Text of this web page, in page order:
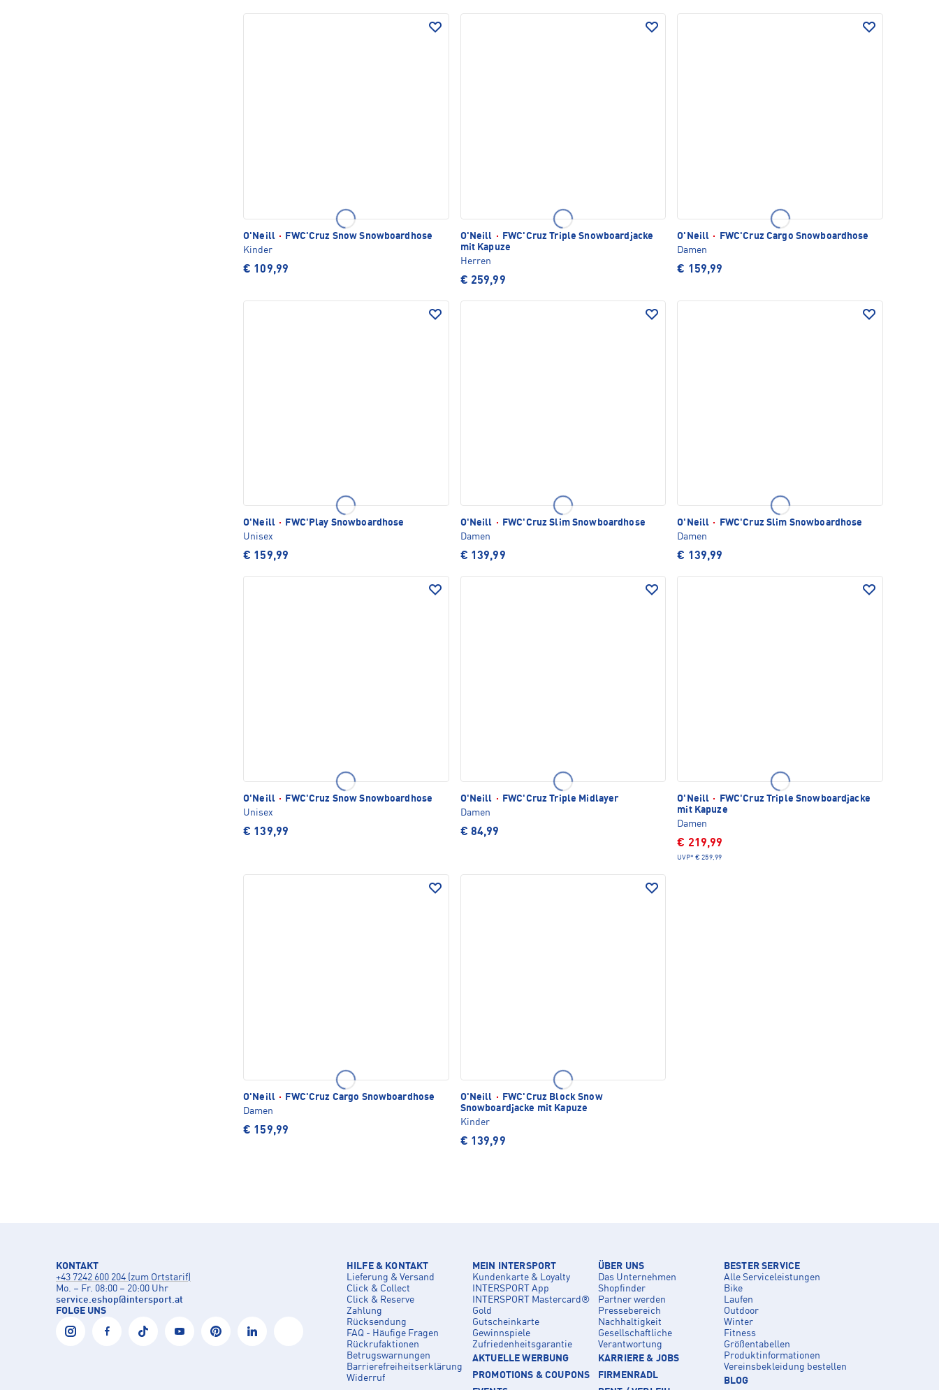
O'Neill ·
FWC'Cruz Snow Snowboardhose
Kinder
€ 109,99
O'Neill ·
FWC'Cruz Triple Snowboardjacke
mit Kapuze
Herren
€ 259,99
O'Neill ·
FWC'Cruz Cargo Snowboardhose
Damen
€ 159,99
O'Neill ·
FWC'Play Snowboardhose
Unisex
€ 159,99
O'Neill ·
FWC'Cruz Slim Snowboardhose
Damen
€ 139,99
O'Neill ·
FWC'Cruz Slim Snowboardhose
Damen
€ 139,99
O'Neill ·
FWC'Cruz Snow Snowboardhose
Unisex
€ 139,99
O'Neill ·
FWC'Cruz Triple Midlayer
Damen
€ 84,99
O'Neill ·
FWC'Cruz Triple Snowboardjacke
mit Kapuze
Damen
€ 219,99
UVP* € 259,99
O'Neill ·
FWC'Cruz Cargo Snowboardhose
Damen
€ 159,99
O'Neill ·
FWC'Cruz Block Snow
Snowboardjacke mit Kapuze
Kinder
€ 139,99
KONTAKT
+43 7242 600 204 (zum Ortstarif)
Mo. – Fr. 08:00 – 20:00 Uhr
service.eshop@intersport.at
FOLGE UNS
HILFE & KONTAKT
Lieferung & Versand
Click & Collect
Click & Reserve
Zahlung
Rücksendung
FAQ - Häufige Fragen
Rückrufaktionen
Betrugswarnungen
Barrierefreiheitserklärung
Widerruf
MEIN INTERSPORT
Kundenkarte & Loyalty
INTERSPORT App
INTERSPORT Mastercard®
Gold
Gutscheinkarte
Gewinnspiele
Zufriedenheitsgarantie
AKTUELLE WERBUNG
PROMOTIONS & COUPONS
ÜBER UNS
Das Unternehmen
Shopfinder
Partner werden
Pressebereich
Nachhaltigkeit
Gesellschaftliche
Verantwortung
KARRIERE & JOBS
FIRMENRADL
BESTER SERVICE
Alle Serviceleistungen
Bike
Laufen
Outdoor
Winter
Fitness
Größentabellen
Produktinformationen
Vereinsbekleidung bestellen
BLOG